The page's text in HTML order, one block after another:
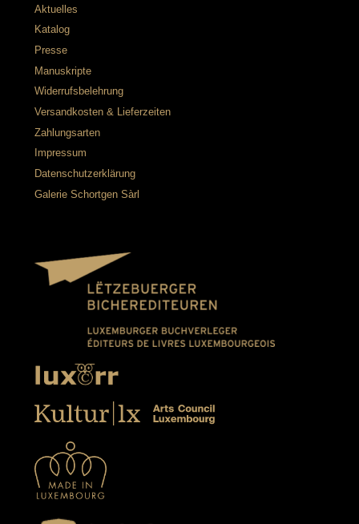
Aktuelles
Katalog
Presse
Manuskripte
Widerrufsbelehrung
Versandkosten & Lieferzeiten
Zahlungsarten
Impressum
Datenschutzerklärung
Galerie Schortgen Sàrl